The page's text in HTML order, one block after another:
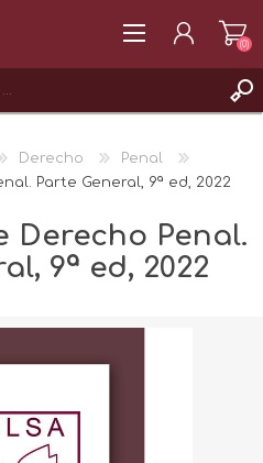
(0)
Derecho
Penal
Parte General, 9ª ed, 2022
Derecho Penal.
9ª ed, 2022